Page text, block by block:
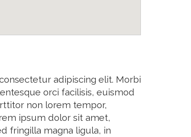
adipiscing elit. Morbi
orci facilisis, euismod
non lorem tempor,
ipsum dolor sit amet,
fringilla magna ligula, in